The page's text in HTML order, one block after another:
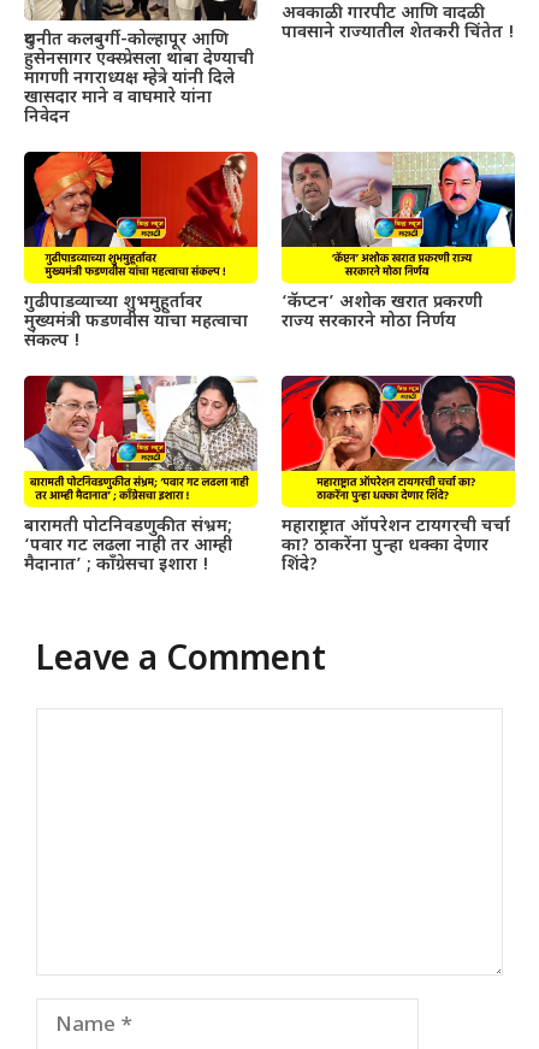
दुधनीत कलबुर्गी-कोल्हापूर आणि
हुसेनसागर एक्स्प्रेसला थांबा देण्याची
मागणी नगराध्यक्ष म्हेत्रे यांनी दिले
खासदार माने व वाघमारे यांना
निवेदन
अवकाळी गारपीट आणि वादळी
पावसाने राज्यातील शेतकरी चिंतेत !
गुढीपाडव्याच्या शुभमुहूर्तावर
मुख्यमंत्री फडणवीस यांचा महत्वाचा
संकल्प !
‘कॅप्टन’ अशोक खरात प्रकरणी
राज्य सरकारने मोठा निर्णय
बारामती पोटनिवडणुकीत संभ्रम;
‘पवार गट लढला नाही तर आम्ही
मैदानात’ ; काँग्रेसचा इशारा !
महाराष्ट्रात ऑपरेशन टायगरची चर्चा
का? ठाकरेंना पुन्हा धक्का देणार
शिंदे?
Leave a Comment
Name